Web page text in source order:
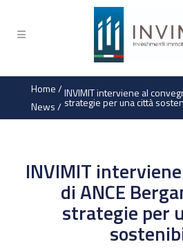
Home/
News/
INVIMIT interviene al
strategie per una città
INVIMIT
di ANCE
strategie per